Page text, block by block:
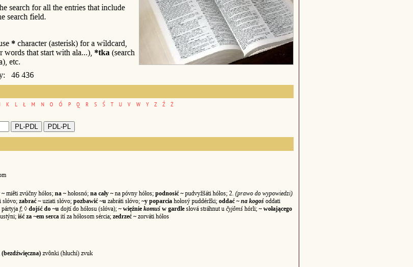
search for all the entries that include
search field.
* character (asterisk) for a wildcard,
words that start with ala...), *tka (search
etc.
46 436
K L Ł M N O Ó P Q R S Ś T U V W Y Z Ź Ż
~ miêti zvúčny hółos; na ~ hołosnó; na cały ~ na póvny hółos; podnosić ~ pudvyžšáti hółos; 2. (prawo do wypowiedzi)
słóvo; zabrać ~ uziati słóvo; pozbawić ~u zabráti słóvo; ~y poparcia hołosý puddéržki; oddać ~ na kogoś oddati
, pártyja f; ◊ dojść do ~u dojtí do hółosu (słóva); ~ więźnie komuś w gardle słová stráhnut u čyjômś hórli; ~ wołającego
iść za ~em serca ití za hółosom sércia; zedrzeć ~ zorváti hółos
zvônki (hłuchí) zvuk